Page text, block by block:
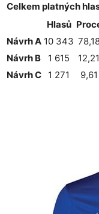
Celkem platných
Hlasů
Návrh A 10 343
Návrh B
1 615
Návrh C
1 271